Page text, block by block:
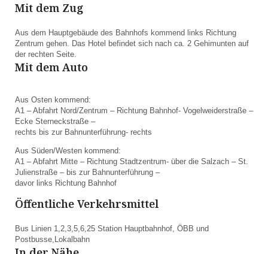
Mit dem Zug
Aus dem Hauptgebäude des Bahnhofs kommend links Richtung
Zentrum gehen. Das Hotel befindet sich nach ca. 2 Gehimunten auf
der rechten Seite.
Mit dem Auto
Aus Osten kommend:
A1 – Abfahrt Nord/Zentrum – Richtung Bahnhof- Vogelweiderstraße –
Ecke Sterneckstraße –
rechts bis zur Bahnunterführung- rechts
Aus Süden/Westen kommend:
A1 – Abfahrt Mitte – Richtung Stadtzentrum- über die Salzach – St.
Julienstraße – bis zur Bahnunterführung –
davor links Richtung Bahnhof
Öffentliche Verkehrsmittel
Bus Linien 1,2,3,5,6,25 Station Hauptbahnhof, ÖBB und
Postbusse,Lokalbahn